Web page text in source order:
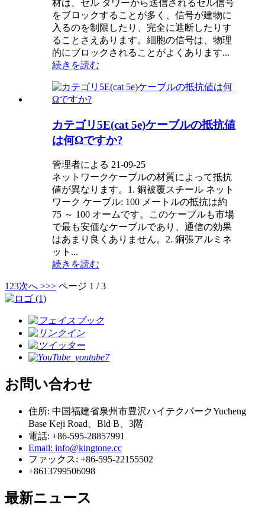
材は、セル タワーから送信されるセル信号
をブロックすることが多く、信号が建物に
入るのを制限したり、完全に遮断したりす
ることさえあります。細胞の信号は、物理
的にブロックされることがよくあります...
続きを読む
カテゴリ5E(cat 5e)ケーブルの抵抗値
は何Ωですか?
管理者による 21-09-25
ネットワークケーブルの材質によって抵抗
値が異なります。1. 銅被覆スチール ネット
ワーク ケーブル: 100 メートルの抵抗は約
75 ～ 100 オームです。このケーブルも市場
で最も安価なケーブルであり、通信の効果
はあまり良くありません。2. 銅張アルミネ
ット...
続きを読む
1 23次へ >>> ページ 1 / 3
お問い合わせ
住所: 中国福建省泉州市豊沢ハイテクパークYucheng
Base Keji Road、Bld B、3階
電話: +86-595-28857991
Email: info@kingtone.cc
ファックス: +86-595-22155502
+8613799506098
最新ニュース